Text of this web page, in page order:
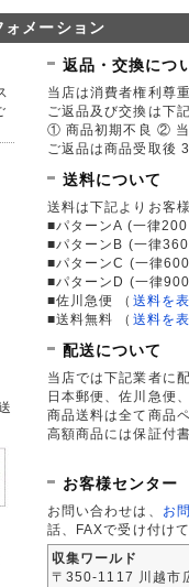
ォメーション
返品・交換につ
当店は消費者権利尊
ご返品及び交換は下
① 商品初期不良 ②
ご返品は商品受取後
送料について
送料は下記よりお客
■パターンA (一律
■パターンB (一律
■パターンC (一律
■パターンD (一律
■佐川急便
（ 送料を
■送料無料
（ 送料を
配送について
当店では下記業者に
日本郵便、佐川急便
商品送料は全て商品
高額商品には保証付
お客様センター
お問い合わせは、 お
話、FAXで受け付け
収集ワールド
〒350-1117 川越市